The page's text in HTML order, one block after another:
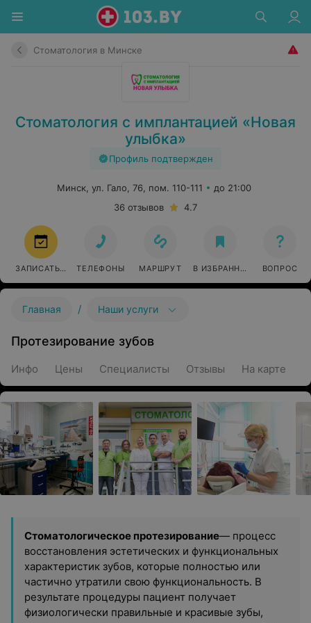
Стоматология в Минске
Стоматология с имплантацией «Новая
улыбка»
Профиль подтвержден
Минск, ул. Гало, 76, пом. 110-111
до 21:00
36 отзывов
4.7
ЗАПИСАТЬСЯ ТЕЛЕФОНЫ МАРШРУТ В ИЗБРАННОЕ ВОПРОС
Главная / Наши услуги
Протезирование зубов
Инфо Цены Специалисты Отзывы На карте
Стоматологическое протезирование— процесс
восстановления эстетических и функциональных
характеристик зубов, которые полностью или
частично утратили свою функциональность. В
результате процедуры пациент получает
физиологически правильные и красивые зубы,